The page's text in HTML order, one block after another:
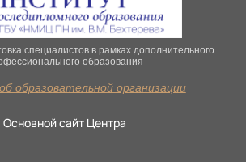
специалистов в рамках дополнительного
образования
образовательной организации
Основной сайт Центра